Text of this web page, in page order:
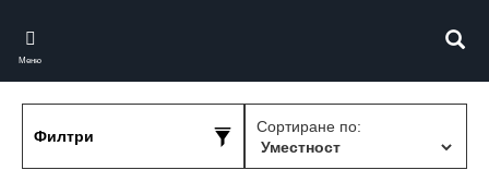
main
content
Меню
Филтри
Сортиране по: